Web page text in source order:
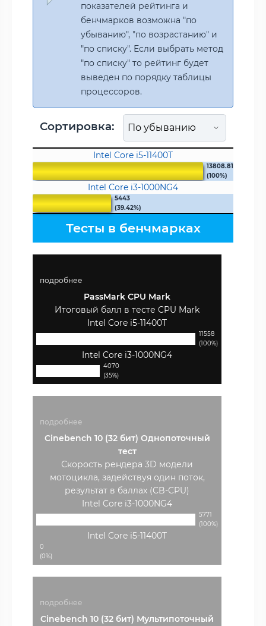
показателей рейтинга и
бенчмарков возможна "по
убыванию", "по возрастанию" и
"по списку". Если выбрать метод
"по списку" то рейтинг будет
выведен по порядку таблицы
процессоров.
Сортировка:
Intel Core i5-11400T
13808.81
(100%)
Intel Core i3-1000NG4
5443
(39.42%)
Тесты в бенчмарках
подробнее
PassMark CPU Mark
Итоговый балл в тесте CPU Mark
Intel Core i5-11400T
11558
(100%)
Intel Core i3-1000NG4
4070
(35%)
подробнее
Cinebench 10 (32 бит) Однопоточный
тест
Скорость рендера 3D модели
мотоцикла, задействуя один поток,
результат в баллах (CB-CPU)
Intel Core i3-1000NG4
5771
(100%)
Intel Core i5-11400T
0
(0%)
подробнее
Cinebench 10 (32 бит) Мультипоточный